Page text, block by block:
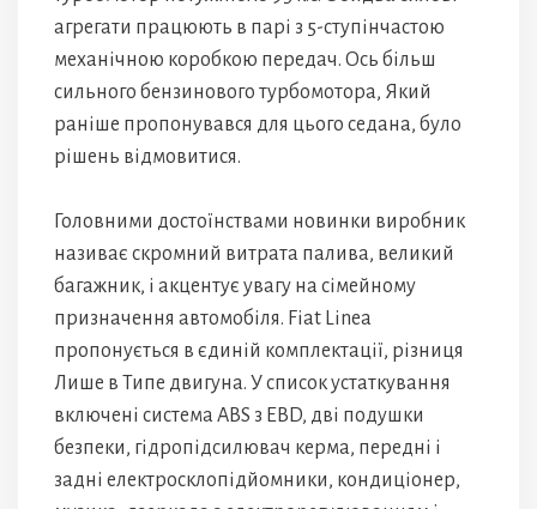
агрегати працюють в парі з 5-ступінчастою
механічною коробкою передач. Ось більш
сильного бензинового турбомотора, Який
раніше пропонувався для цього седана, було
рішень відмовитися.
Головними достоїнствами новинки виробник
називає скромний витрата палива, великий
багажник, і акцентує увагу на сімейному
призначення автомобіля. Fiat Linea
пропонується в єдиній комплектації, різниця
Лише в Типе двигуна. У список устаткування
включені система ABS з EBD, дві подушки
безпеки, гідропідсилювач керма, передні і
задні електросклопідйомники, кондиціонер,